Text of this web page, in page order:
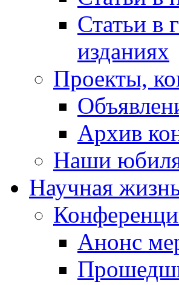
Статьи в
изданиях
Проекты,
Архив
Наши
Научная
Анонс